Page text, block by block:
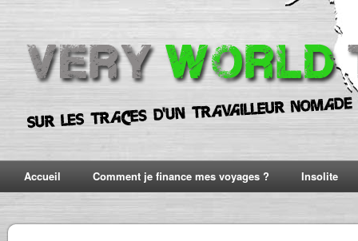
Accueil Comment je finance mes voyages ? Insolite